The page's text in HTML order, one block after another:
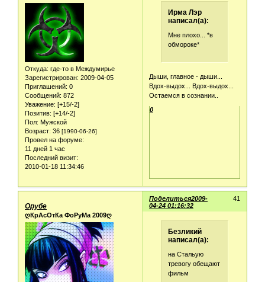
Откуда: где-то в Междумирье
Зарегистрирован: 2009-04-05
Приглашений: 0
Сообщений: 872
Уважение: [+15/-2]
Позитив: [+14/-2]
Пол: Мужской
Возраст: 36 [1990-06-26]
Провел на форуме:
11 дней 1 час
Последний визит:
2010-01-18 11:34:46
Ирма Лэр
написал(а):
Мне плохо... *в
обмороке*
Дыши, главное - дыши...
Вдох-выдох... Вдох-выдох...
Остаемся в сознании..
0
Поделиться 41
2009-
04-24 01:16:32
Орубе
ღКрАсОтКа ФоРуМа 2009ღ
Безликий
написал(а):
на Стальую
тревогу обещают
фильм